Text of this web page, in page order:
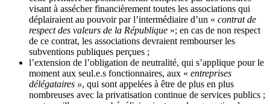
visant à assécher financièrement toutes les associations qui
déplairaient au pouvoir par l’intermédiaire d’un « contrat de
respect des valeurs de la République »; en cas de non respect
de ce contrat, les associations devraient rembourser les
subventions publiques perçues ;
l’extension de l’obligation de neutralité, qui s’applique pour le
moment aux seul.e.s fonctionnaires, aux « entreprises
délégataires », qui sont appelées à être de plus en plus
nombreuses avec la privatisation continue de services publics ;